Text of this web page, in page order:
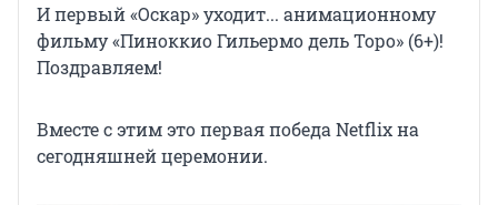
И первый «Оскар» уходит... анимационному
фильму «Пиноккио Гильермо дель Торо» (6+)!
Поздравляем!
Вместе с этим это первая победа Netflix на
сегодняшней церемонии.